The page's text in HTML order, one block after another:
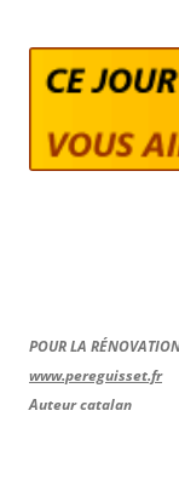
POUR LA
www.pereguisset.fr
Auteur catalan